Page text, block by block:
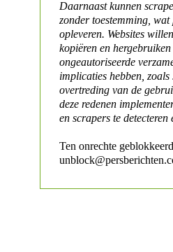
Daarnaast kunnen
zonder toestemming,
opleveren. Websites
kopiëren en
ongeautoriseerde
implicaties hebben,
overtreding van de
deze redenen
en scrapers te detecteren
Ten onrechte